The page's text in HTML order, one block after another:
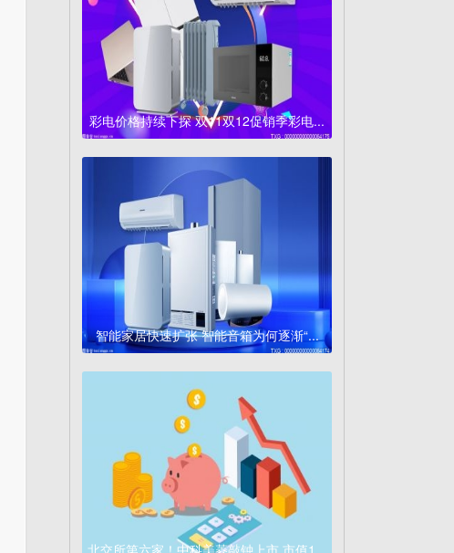
彩电价格持续下探 双11双12促销季彩电...
智能家居快速扩张 智能音箱为何逐渐“...
北交所第六家！中科美菱敲钟上市 市值1...